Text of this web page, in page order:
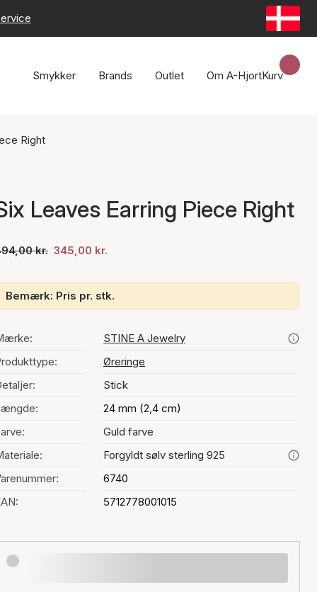
Smykker Brands Outlet Om A-HjortKurv
Right
Leaves Earring Piece Right
kr. 345,00 kr.
Bemærk: Pris pr. stk.
STINE A Jewelry
Øreringe
Stick
24 mm (2,4 cm)
Guld farve
Forgyldt sølv sterling 925
6740
5712778001015